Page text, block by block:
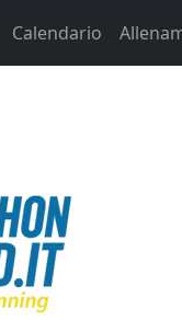
Calendario